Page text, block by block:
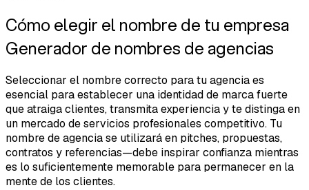
Cómo elegir el nombre de tu empresa
Generador de nombres de agencias
Seleccionar el nombre correcto para tu agencia es
esencial para establecer una identidad de marca fuerte
que atraiga clientes, transmita experiencia y te distinga en
un mercado de servicios profesionales competitivo. Tu
nombre de agencia se utilizará en pitches, propuestas,
contratos y referencias—debe inspirar confianza mientras
es lo suficientemente memorable para permanecer en la
mente de los clientes.